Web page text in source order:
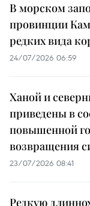
В морском
провинции
редких вида
24/07/2026 06:59
Ханой и
приведены в
повышенной
возвращения
23/07/2026 08:41
Редкую